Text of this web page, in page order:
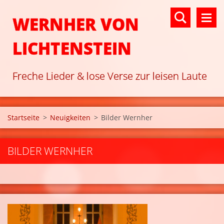
WERNHER VON
LICHTENSTEIN
Freche Lieder & lose Verse zur leisen Laute
Startseite > Neuigkeiten > Bilder Wernher
BILDER WERNHER